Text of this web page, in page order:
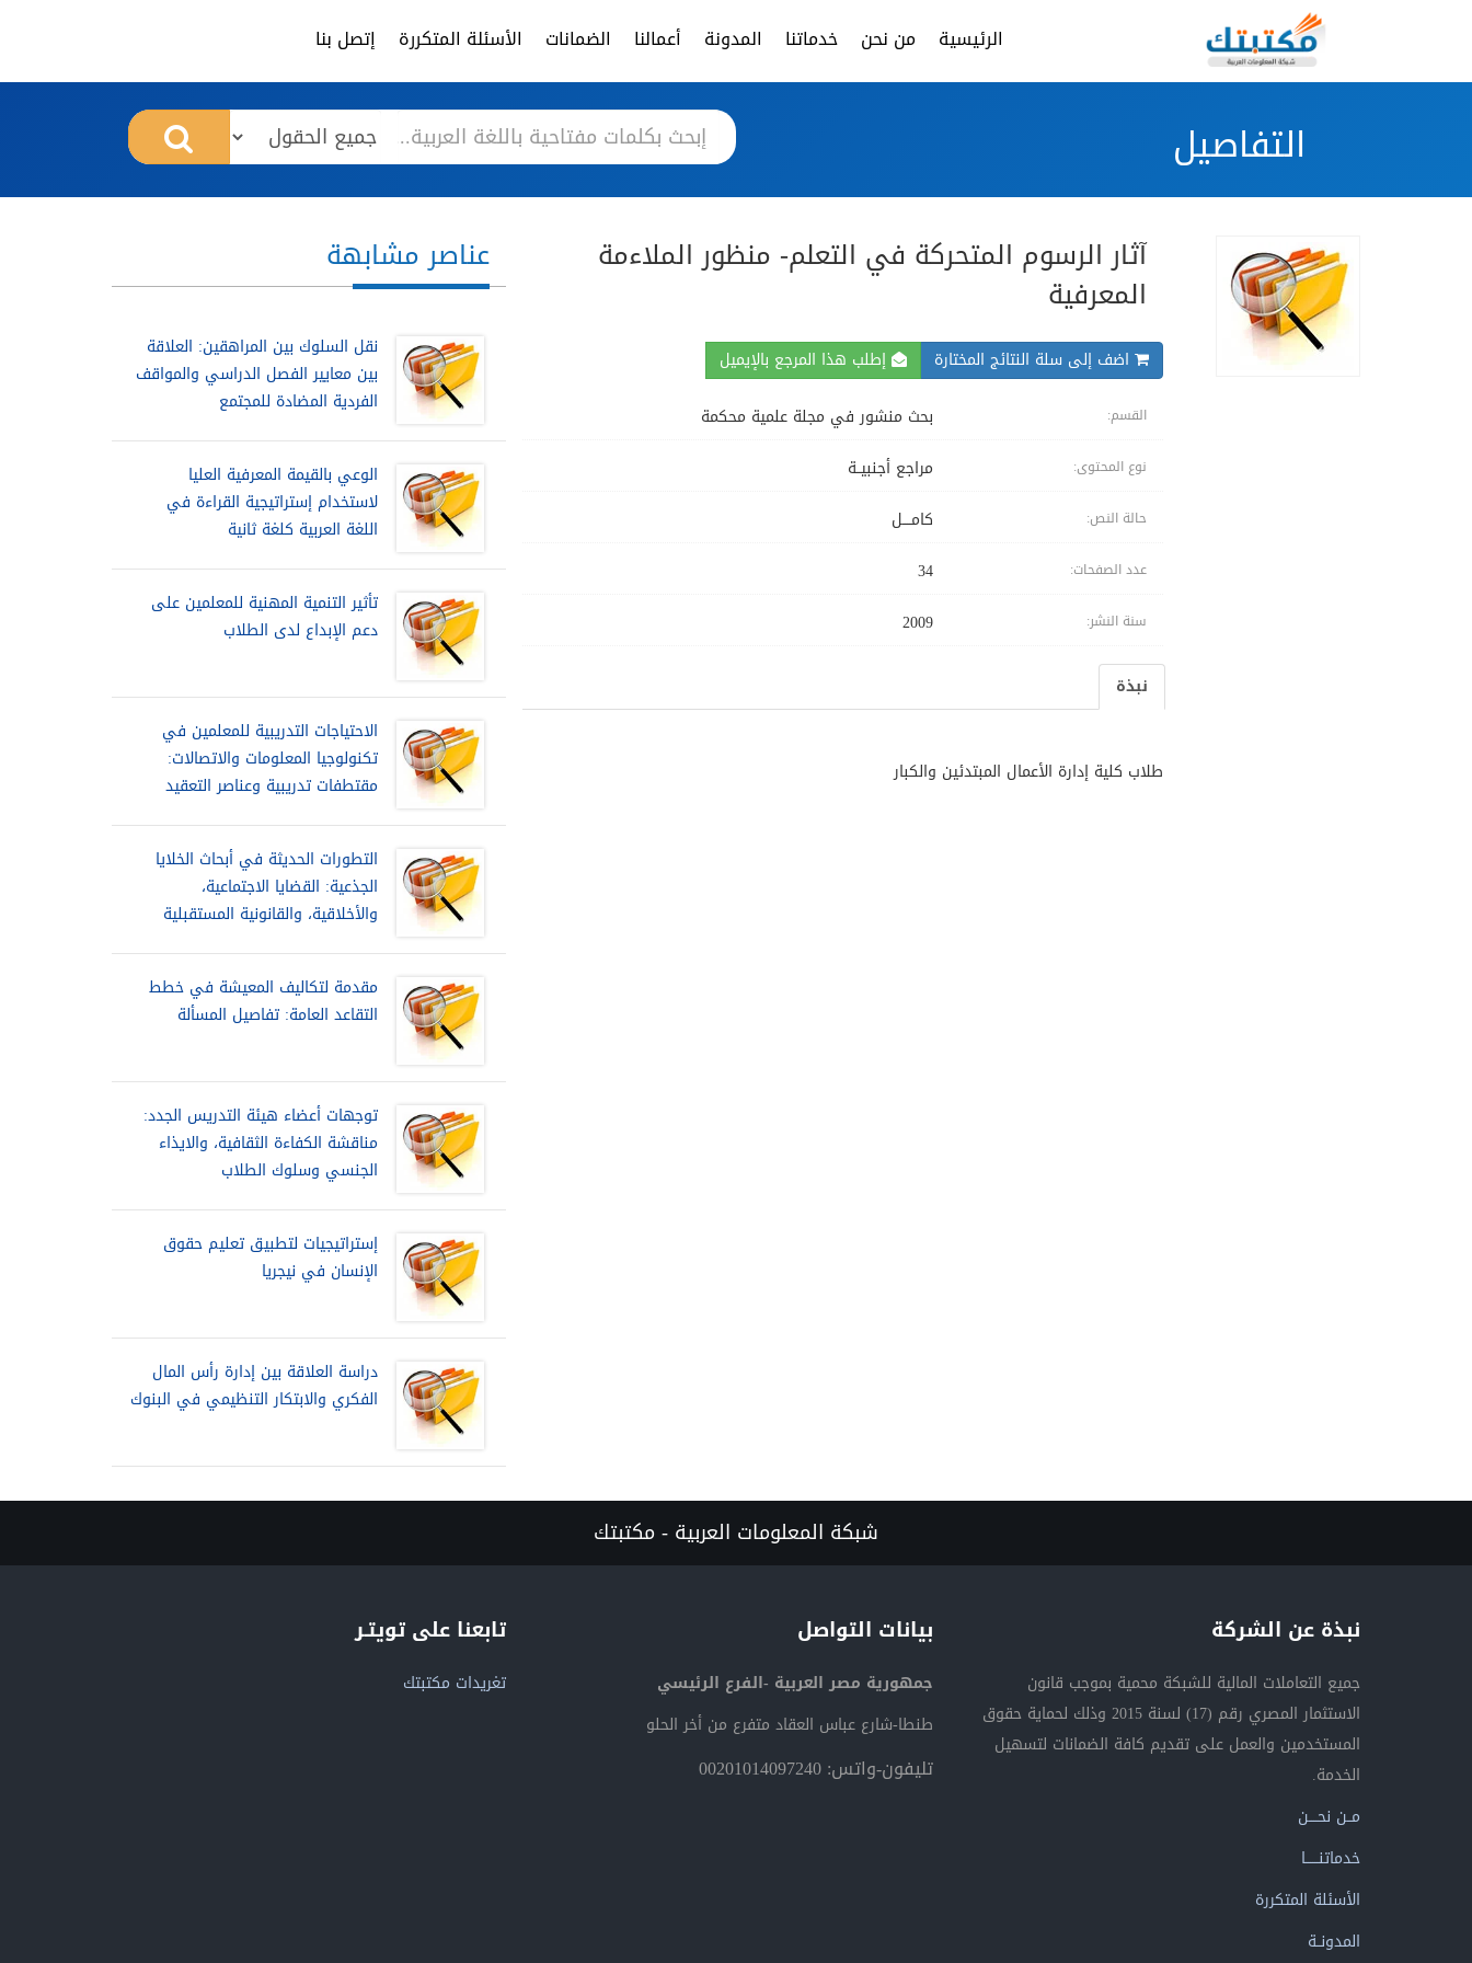
الرئيسية من نحن خدماتنا المدونة أعمالنا الضمانات الأسئلة المتكررة إتصل بنا
التفاصيل
آثار الرسوم المتحركة في التعلم- منظور الملاءمة
المعرفية
اضف إلى سلة النتائج المختارة إطلب هذا المرجع بالإيميل
القسم: بحث منشور في مجلة علمية محكمة
نوع المحتوى: مراجع أجنبيــة
حالة النص: كامــــل
عدد الصفحات: 34
سنة النشر: 2009
نبذة
طلاب كلية إدارة الأعمال المبتدئين والكبار
عناصر مشابهة
نقل السلوك بين المراهقين: العلاقة
بين معايير الفصل الدراسي والمواقف
الفردية المضادة للمجتمع
الوعي بالقيمة المعرفية العليا
لاستخدام إستراتيجية القراءة في
اللغة العربية كلغة ثانية
تأثير التنمية المهنية للمعلمين على
دعم الإبداع لدى الطلاب
الاحتياجات التدريبية للمعلمين في
تكنولوجيا المعلومات والاتصالات:
مقتطفات تدريبية وعناصر التعقيد
التطورات الحديثة في أبحاث الخلايا
الجذعية: القضايا الاجتماعية،
والأخلاقية، والقانونية المستقبلية
مقدمة لتكاليف المعيشة في خطط
التقاعد العامة: تفاصيل المسألة
توجهات أعضاء هيئة التدريس الجدد:
مناقشة الكفاءة الثقافية، والايذاء
الجنسي وسلوك الطلاب
إستراتيجيات لتطبيق تعليم حقوق
الإنسان في نيجريا
دراسة العلاقة بين إدارة رأس المال
الفكري والابتكار التنظيمي في البنوك
شبكة المعلومات العربية - مكتبتك
نبذة عن الشركة
جميع التعاملات المالية للشبكة محمية بموجب قانون
الاستثمار المصري رقم (17) لسنة 2015 وذلك لحماية حقوق
المستخدمين والعمل على تقديم كافة الضمانات لتسهيل
الخدمة.
مــن نحــــن
خدماتنــــــا
الأسئلة المتكررة
المدونــة
بيانات التواصل
جمهورية مصر العربية -الفرع الرئيسي
طنطا-شارع عباس العقاد متفرع من أخر الحلو
تليفون-واتس: 00201014097240
تابعنا على تويتـر
تغريدات مكتبتك